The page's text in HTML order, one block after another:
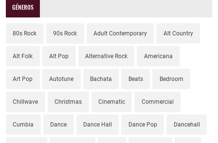
GÉNEROS
80s Rock 90s Rock Adult Contemporary Alt Country
Alt Folk Alt Pop Alternative Rock Americana
Art Pop Autotune Bachata Beats Bedroom
Chillwave Christmas Cinematic Commercial
Cumbia Dance Dance Hall Dance Pop Dancehall